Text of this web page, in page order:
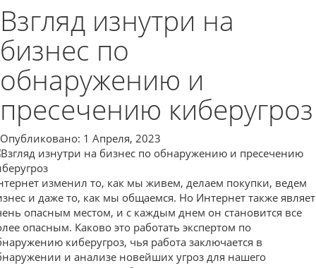
Взгляд изнутри на
бизнес по
обнаружению и
пресечению киберугроз
Опубликовано: 1 Апреля, 2023
изменил то, как мы живем, делаем покупки, ведем
и даже то, как мы общаемся. Но Интернет также
опасным местом, и с каждым днем он становится все
опасным. Каково это работать экспертом по
киберугроз, чья работа заключается в
и анализе новейших угроз для нашего